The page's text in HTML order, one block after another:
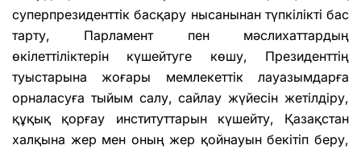
суперпрезиденттік басқару нысанынан түпкілікті бас
тарту, Парламент пен мәслихаттардың
өкілеттіліктерін күшейтуге көшу, Президенттің
туыстарына жоғары мемлекеттік лауазымдарға
орналасуға тыйым салу, сайлау жүйесін жетілдіру,
құқық қорғау институттарын күшейту, Қазақстан
халқына жер мен оның жер қойнауын бекітіп беру,